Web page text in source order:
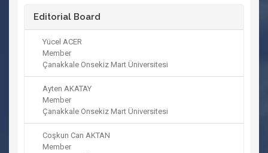
Editorial Board
Yücel ACER
Member
Çanakkale Onsekiz Mart Üniversitesi
Ayten AKATAY
Member
Çanakkale Onsekiz Mart Üniversitesi
Coşkun Can AKTAN
Member